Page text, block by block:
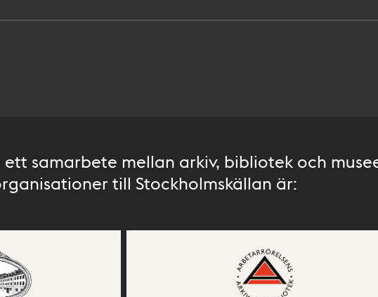
samarbete mellan arkiv, bibliotek och
till Stockholmskällan är: